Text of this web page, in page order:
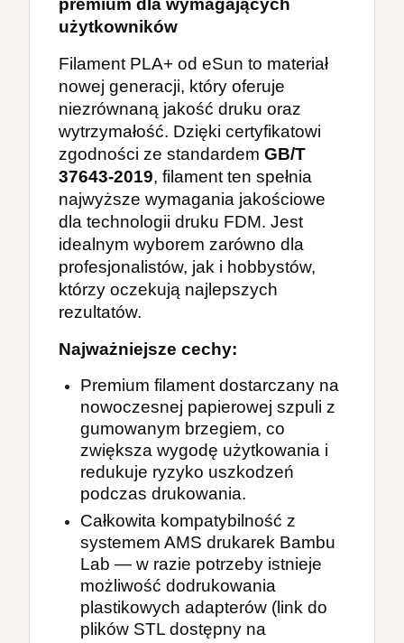
premium dla wymagających
użytkowników
Filament PLA+ od eSun to materiał
nowej generacji, który oferuje
niezrównaną jakość druku oraz
wytrzymałość. Dzięki certyfikatowi
zgodności ze standardem GB/T
37643-2019, filament ten spełnia
najwyższe wymagania jakościowe
dla technologii druku FDM. Jest
idealnym wyborem zarówno dla
profesjonalistów, jak i hobbystów,
którzy oczekują najlepszych
rezultatów.
Najważniejsze cechy:
Premium filament dostarczany na
nowoczesnej papierowej szpuli z
gumowanym brzegiem, co
zwiększa wygodę użytkowania i
redukuje ryzyko uszkodzeń
podczas drukowania.
Całkowita kompatybilność z
systemem AMS drukarek Bambu
Lab — w razie potrzeby istnieje
możliwość dodrukowania
plastikowych adapterów (link do
plików STL dostępny na